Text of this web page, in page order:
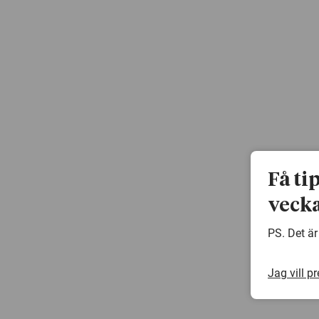
Få
PS. Det
Jag vill